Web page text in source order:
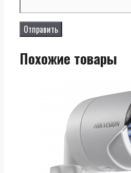
Похожие товары